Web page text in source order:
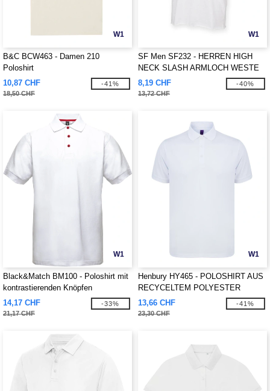
W1
B&C BCW463 - Damen 210
Poloshirt
10,87 CHF
18,50 CHF
-41%
W1
SF Men SF232 - HERREN HIGH
NECK SLASH ARMLOCH WESTE
8,19 CHF
13,72 CHF
-40%
W1
Black&Match BM100 - Poloshirt mit
kontrastierenden Knöpfen
14,17 CHF
21,17 CHF
-33%
W1
Henbury HY465 - POLOSHIRT AUS
RECYCELTEM POLYESTER
13,66 CHF
23,30 CHF
-41%